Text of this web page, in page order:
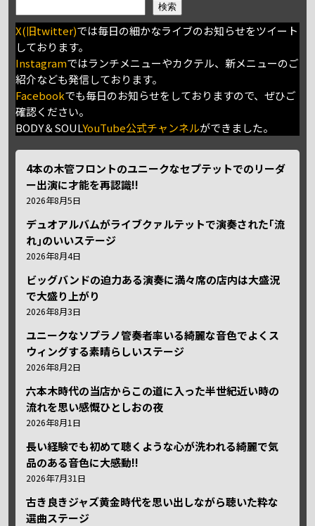
検索
X(旧twitter)では毎日の細かなライブのお知らせをツイート
しております。
Instagramではランチメニューやカクテル、新メニューのご
紹介なども発信しております。
Facebookでも毎日のお知らせをしておりますので、ぜひご
確認ください。
BODY＆SOULYouTube公式チャンネルができました。
4本の木管フロントのユニークなセプテットでのリーダ
ー出演に才能を再認識!!
2026年8月5日
デュオアルバムがライブクァルテットで演奏された｢流
れ｣のいいステージ
2026年8月4日
ビッグバンドの迫力ある演奏に満々席の店内は大盛況
で大盛り上がり
2026年8月3日
ユニークなソプラノ管奏者率いる綺麗な音色でよくス
ウィングする素晴らしいステージ
2026年8月2日
六本木時代の当店からこの道に入った半世紀近い時の
流れを思い感慨ひとしおの夜
2026年8月1日
長い経験でも初めて聴くような心が洗われる綺麗で気
品のある音色に大感動!!
2026年7月31日
古き良きジャズ黄金時代を思い出しながら聴いた粋な
選曲ステージ